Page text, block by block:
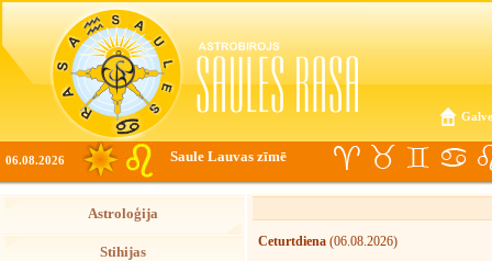
06.08.2026 Saule Lauvas zīmē
Astroloģija
Stihijas
Ceturtdiena (06.08.2026)